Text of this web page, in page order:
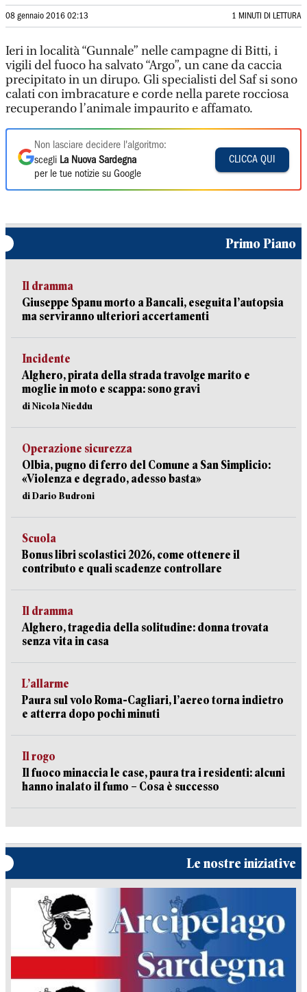
08 gennaio 2016 02:13 1 MINUTI DI LETTURA
Ieri in località “Gunnale” nelle campagne di Bitti, i
vigili del fuoco ha salvato “Argo”, un cane da caccia
precipitato in un dirupo. Gli specialisti del Saf si sono
calati con imbracature e corde nella parete rocciosa
recuperando l’animale impaurito e affamato.
Non lasciare decidere l'algoritmo:
scegli La Nuova Sardegna
per le tue notizie su Google
CLICCA QUI
Primo Piano
Il dramma
Giuseppe Spanu morto a Bancali, eseguita l’autopsia
ma serviranno ulteriori accertamenti
Incidente
Alghero, pirata della strada travolge marito e
moglie in moto e scappa: sono gravi
di Nicola Nieddu
Operazione sicurezza
Olbia, pugno di ferro del Comune a San Simplicio:
«Violenza e degrado, adesso basta»
di Dario Budroni
Scuola
Bonus libri scolastici 2026, come ottenere il
contributo e quali scadenze controllare
Il dramma
Alghero, tragedia della solitudine: donna trovata
senza vita in casa
L’allarme
Paura sul volo Roma-Cagliari, l’aereo torna indietro
e atterra dopo pochi minuti
Il rogo
Il fuoco minaccia le case, paura tra i residenti: alcuni
hanno inalato il fumo – Cosa è successo
Le nostre iniziative